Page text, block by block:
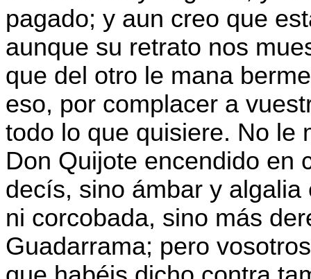
pagado; y aun creo que
aunque su retrato nos
que del otro le mana
eso, por complacer a
todo lo que quisiere. No le
Don Quijote encendido en
decís, sino ámbar y
ni corcobada, sino más
Guadarrama; pero